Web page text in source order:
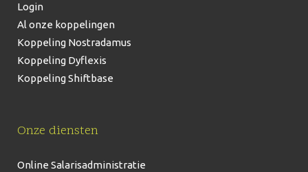
Login
Al onze koppelingen
Koppeling Nostradamus
Koppeling Dyflexis
Koppeling Shiftbase
Onze diensten
Online Salarisadministratie